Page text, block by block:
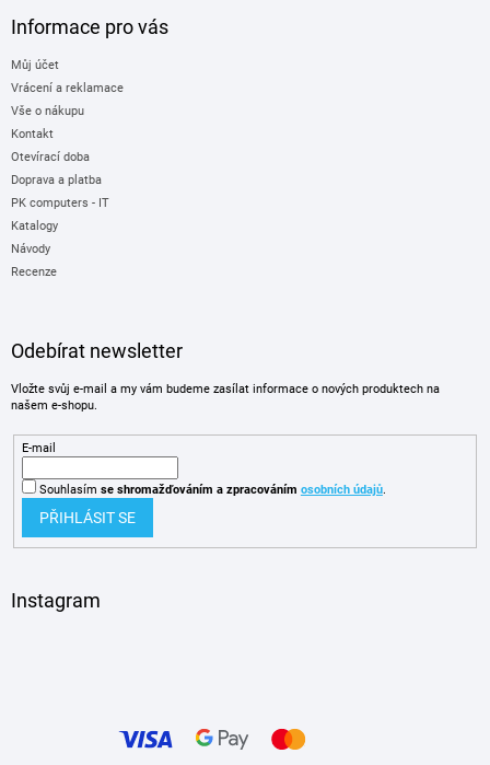
Informace pro vás
Můj účet
Vrácení a reklamace
Vše o nákupu
Kontakt
Otevírací doba
Doprava a platba
PK computers - IT
Katalogy
Návody
Recenze
Odebírat newsletter
Vložte svůj e-mail a my vám budeme zasílat informace o nových produktech na
našem e-shopu.
E-mail
Souhlasím se shromažďováním a zpracováním osobních údajů.
PŘIHLÁSIT SE
Instagram